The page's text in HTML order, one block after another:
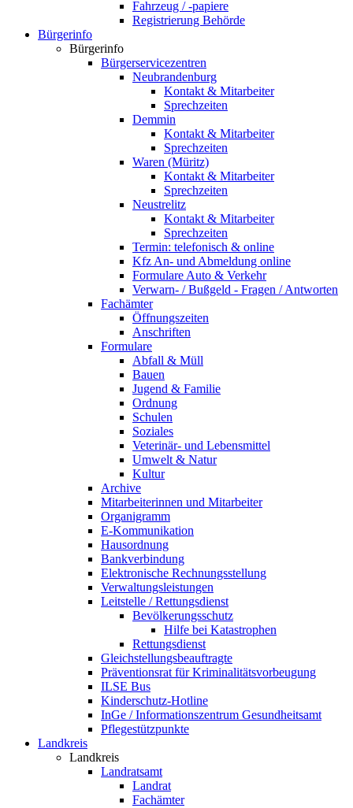
Fahrzeug / -papiere
Registrierung Behörde
Bürgerinfo
Bürgerinfo
Bürgerservicezentren
Neubrandenburg
Kontakt & Mitarbeiter
Sprechzeiten
Demmin
Kontakt & Mitarbeiter
Sprechzeiten
Waren (Müritz)
Kontakt & Mitarbeiter
Sprechzeiten
Neustrelitz
Kontakt & Mitarbeiter
Sprechzeiten
Termin: telefonisch & online
Kfz An- und Abmeldung online
Formulare Auto & Verkehr
Verwarn- / Bußgeld - Fragen / Antworten
Fachämter
Öffnungszeiten
Anschriften
Formulare
Abfall & Müll
Bauen
Jugend & Familie
Ordnung
Schulen
Soziales
Veterinär- und Lebensmittel
Umwelt & Natur
Kultur
Archive
Mitarbeiterinnen und Mitarbeiter
Organigramm
E-Kommunikation
Hausordnung
Bankverbindung
Elektronische Rechnungsstellung
Verwaltungsleistungen
Leitstelle / Rettungsdienst
Bevölkerungsschutz
Hilfe bei Katastrophen
Rettungsdienst
Gleichstellungsbeauftragte
Präventionsrat für Kriminalitätsvorbeugung
ILSE Bus
Kinderschutz-Hotline
InGe / Informationszentrum Gesundheitsamt
Pflegestützpunkte
Landkreis
Landkreis
Landratsamt
Landrat
Fachämter